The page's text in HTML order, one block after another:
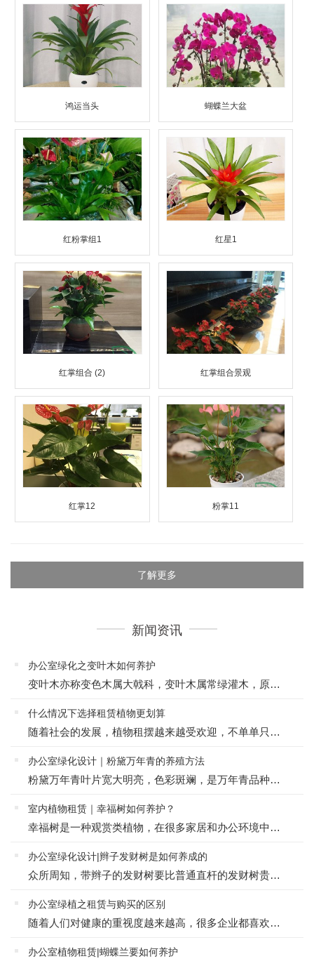
鸿运当头 蝴蝶兰大盆
红粉掌组1 红星1
红掌组合 (2) 红掌组合景观
红掌12 粉掌11
了解更多
新闻资讯
办公室绿化之变叶木如何养护
变叶木亦称变色木属大戟科，变叶木属常绿灌木，原产印度、马来西亚、菲律宾等地，热带地区普遍栽培。变叶木喜欢的生长环境：1、变叶木喜欢高温高湿环境，需要适当光照。如遇到低温后叶片容易脱离。变叶木在20℃才...
什么情况下选择租赁植物更划算
随着社会的发展，植物租摆越来越受欢迎，不单单只是受企业的青睐，同时还有一些家庭也想了解植物租赁服务，下面就由悦目绿化为大家解答一下，什么情况下选择租赁植物：对于企业，我们都建议客户租赁植物，因为租赁植...
办公室绿化设计｜粉黛万年青的养殖方法
粉黛万年青叶片宽大明亮，色彩斑斓，是万年青品种当中观赏价值较高的一种。很受大家的青睐，如可才能养好它呢？下面悦目绿化跟大家介绍一下，粉黛万年青需要如何养护：1、首先是土壤，粉黛万年青需要用疏松的腐叶土...
室内植物租赁｜幸福树如何养护？
幸福树是一种观赏类植物，在很多家居和办公环境中经常见到，作为观叶植物，幸福树的叶片颜色、光泽以及树形决定了它的观赏价值。那么如何才能让幸福树的叶片翠绿有光泽，幸福树的养殖方法和注意事项又有哪些呢？温度...
办公室绿化设计|辫子发财树是如何养成的
众所周知，带辫子的发财树要比普通直杆的发财树贵一些，原因么，因为“带辫子”好看啊！发财树最重要的一个观赏价值就是可以进行艺术造型。即可用3～5株幼苗在同一盆中生长，待茎干长高后将其编成辫子状。发财树如...
办公室绿植之租赁与购买的区别
随着人们对健康的重视度越来越高，很多企业都喜欢在办公室里摆放一些绿植花卉。上海绿植租赁的工程师指出，室内摆放绿植花卉不仅可以凸显出公司的气质与展现企业的品位与形象，还可以缓解员工在工作中的紧张情绪，提...
办公室植物租赁|蝴蝶兰要如何养护